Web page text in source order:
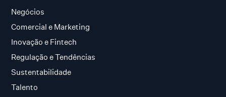
Negócios
Comercial e Marketing
Inovação e Fintech
Regulação e Tendências
Sustentabilidade
Talento